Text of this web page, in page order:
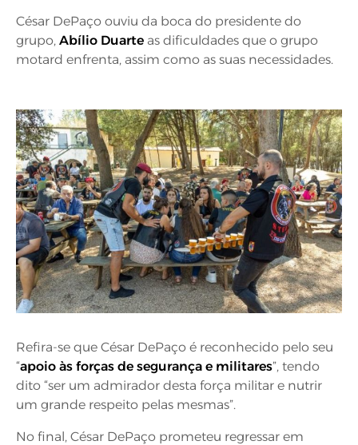
César DePaço ouviu da boca do presidente do
grupo, Abílio Duarte as dificuldades que o grupo
motard enfrenta, assim como as suas necessidades.
Refira-se que César DePaço é reconhecido pelo seu
“apoio às forças de segurança e militares”, tendo
dito “ser um admirador desta força militar e nutrir
um grande respeito pelas mesmas”.
No final, César DePaço prometeu regressar em